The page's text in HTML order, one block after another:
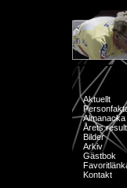
Aktuellt
Almanacka
Årets
Bilder
Arkiv
Gästbok
Kontakt